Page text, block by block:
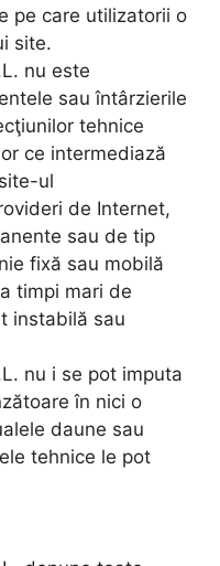
pe care utilizatorii o
site.
nu este
sau întârzierile
tehnice
ce intermediază
ul
de Internet,
sau de tip
fixă sau mobilă
timpi mari de
instabilă sau
nu i se pot imputa
în nici o
daune sau
tehnice le pot